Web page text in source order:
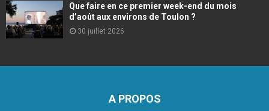
Que faire en ce premier week-end du mois
d’août aux environs de Toulon ?
30 juillet 2026
A PROPOS